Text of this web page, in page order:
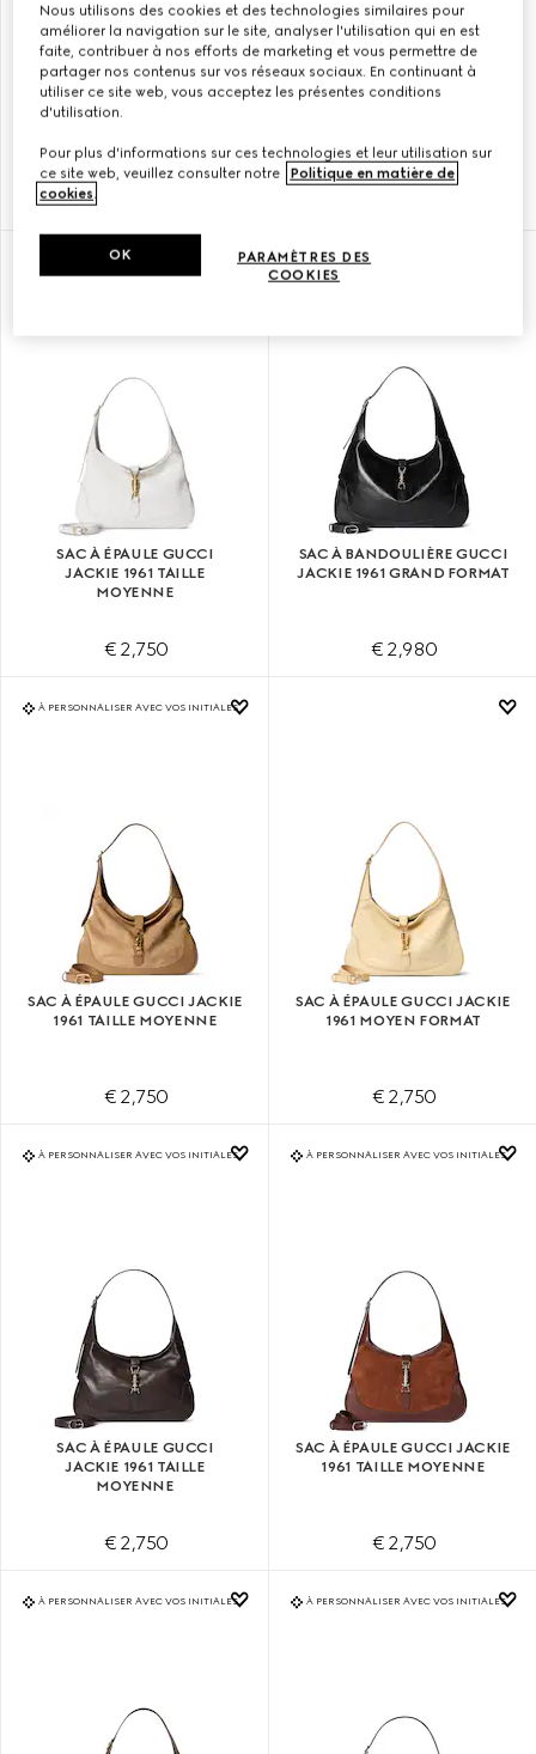
SAC À ÉPAULE GUCCI
MOYENNE
MOYENNE
À PERSONNALISER AVEC VOS INITIALES
SAC À ÉPAULE GUCCI
JACKIE 1961 TAILLE
MOYENNE
€ 2,750
À PERSONNALISER AVEC VOS INITIALES
SAC À BANDOULIÈRE GUCCI
JACKIE 1961 GRAND FORMAT
€ 2,980
À PERSONNALISER AVEC VOS INITIALES
SAC À ÉPAULE GUCCI JACKIE
1961 TAILLE MOYENNE
€ 2,750
SAC À ÉPAULE GUCCI JACKIE
1961 MOYEN FORMAT
€ 2,750
À PERSONNALISER AVEC VOS INITIALES
SAC À ÉPAULE GUCCI
JACKIE 1961 TAILLE
MOYENNE
€ 2,750
À PERSONNALISER AVEC VOS INITIALES
SAC À ÉPAULE GUCCI JACKIE
1961 TAILLE MOYENNE
€ 2,750
À PERSONNALISER AVEC VOS INITIALES À PERSONNALISER AVEC VOS INITIALES
Nous utilisons des cookies et des technologies similaires pour
améliorer la navigation sur le site, analyser l'utilisation qui en est
faite, contribuer à nos efforts de marketing et vous permettre de
partager nos contenus sur vos réseaux sociaux. En continuant à
utiliser ce site web, vous acceptez les présentes conditions
d'utilisation.
Pour plus d'informations sur ces technologies et leur utilisation sur
ce site web, veuillez consulter notre
Politique en matière de
cookies.
PARAMÈTRES DES
COOKIES
OK